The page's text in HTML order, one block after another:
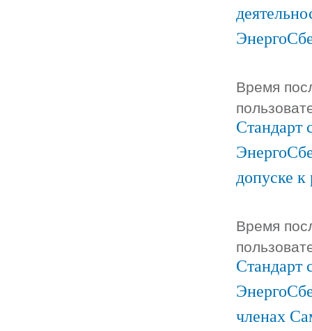
Время
Стандарт
допуске
Время
Стандарт
членах